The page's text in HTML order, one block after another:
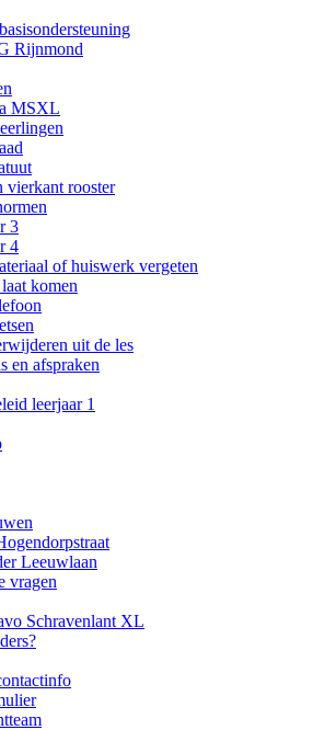
Rijnmond
MSXL
vierkant rooster
3
4
of huiswerk vergeten
komen
uit de les
en afspraken
leerjaar 1
Leeuwlaan
vragen
Schravenlant XL